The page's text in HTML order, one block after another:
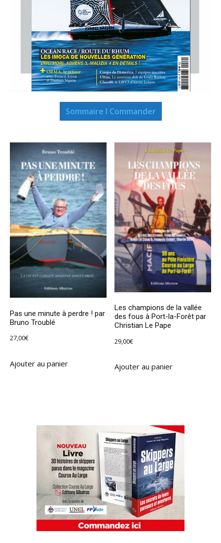
Sommaire I Commander
Pas une minute à perdre ! par
Bruno Troublé
27,00€
Ajouter au panier
Les champions de la vallée
des fous à Port-la-Forêt par
Christian Le Pape
29,00€
Ajouter au panier